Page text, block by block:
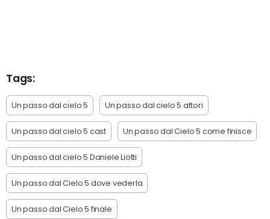
Tags:
Un passo dal cielo 5 Un passo dal cielo 5 attori
Un passo dal cielo 5 cast Un passo dal Cielo 5 come finisce
Un passo dal cielo 5 Daniele Liotti
Un passo dal Cielo 5 dove vederla
Un passo dal Cielo 5 finale